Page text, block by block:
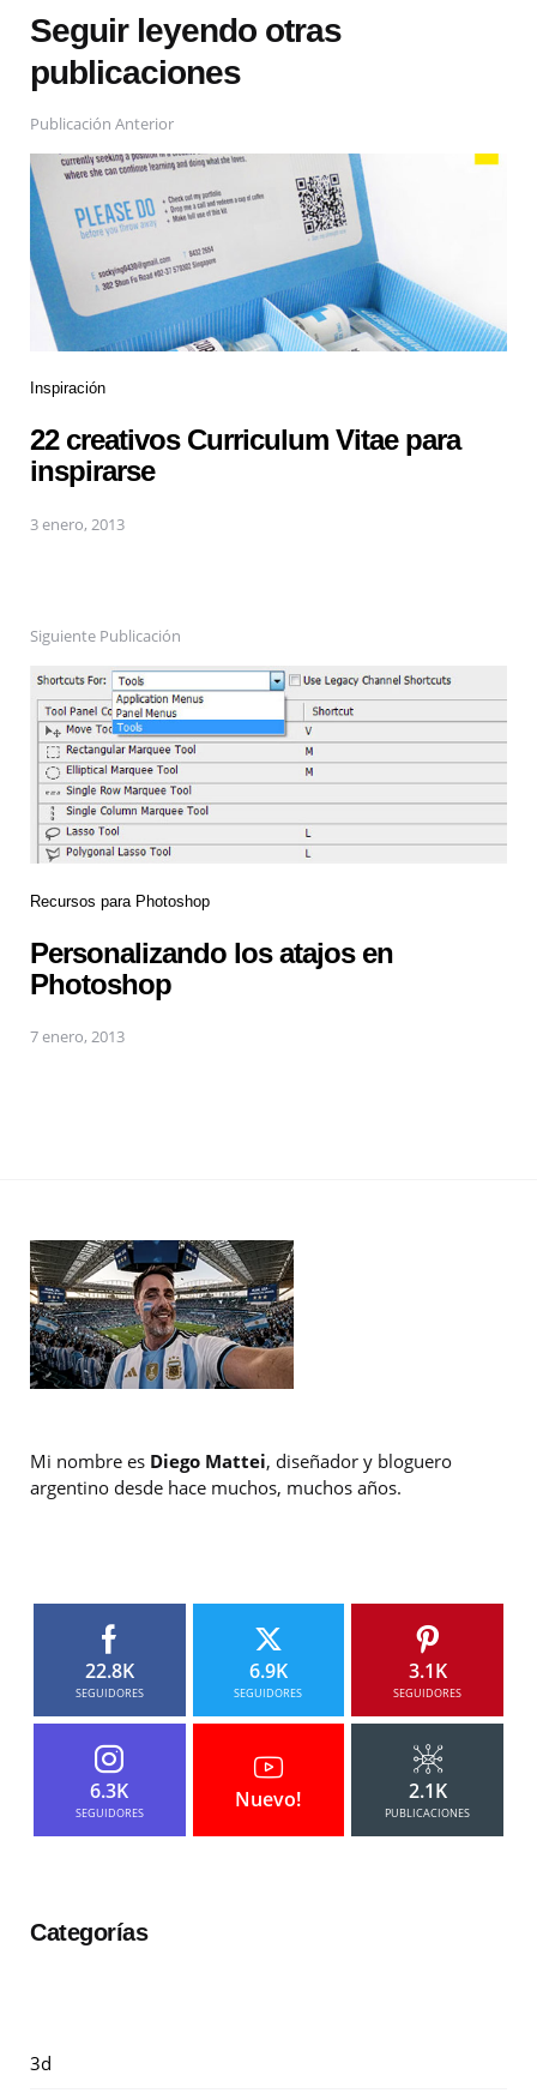
Seguir leyendo otras
publicaciones
Publicación Anterior
Inspiración
22 creativos Curriculum Vitae para
inspirarse
3 enero, 2013
Siguiente Publicación
Recursos para Photoshop
Personalizando los atajos en
Photoshop
7 enero, 2013
Mi nombre es Diego Mattei, diseñador y bloguero
argentino desde hace muchos, muchos años.
22.8K
SEGUIDORES
6.9K
SEGUIDORES
3.1K
SEGUIDORES
6.3K
SEGUIDORES
Nuevo! 2.1K
PUBLICACIONES
Categorías
3d